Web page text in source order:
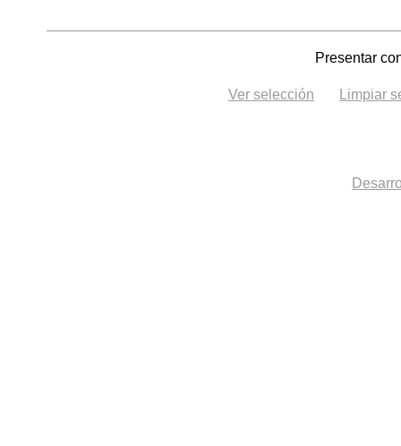
Presentar
Ver selección Limpiar